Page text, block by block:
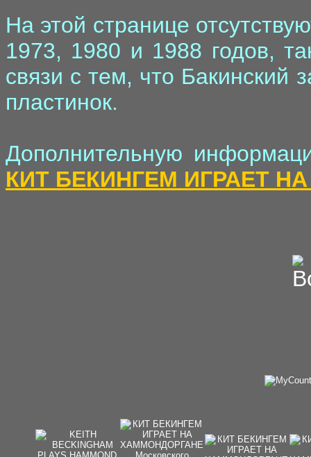
На этой странице
1973, 1980 и 1988 годов,
связи с тем, что Бакинский
пластинок.
Дополнительную
КИТ БЕКИНГЕМ ИГРАЕТ